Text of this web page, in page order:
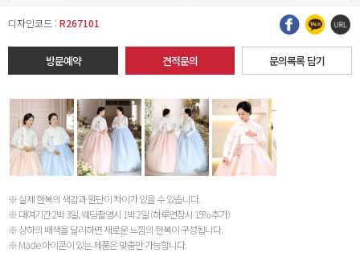
디자인코드 : R267101
방문예약 견적문의 문의목록 담기
※ 실제 한복의 색감과 원단이 차이가 있을 수 있습니다.
※ 대여기간 2박 3일, 웨딩촬영시 1박 2일 (하루연장시 15% 추가)
※ 상하의 배색을 달리하면 새로운 느낌의 한복이 구성됩니다.
※ Made 아이콘이 있는 제품은 맞춤만 가능합니다.